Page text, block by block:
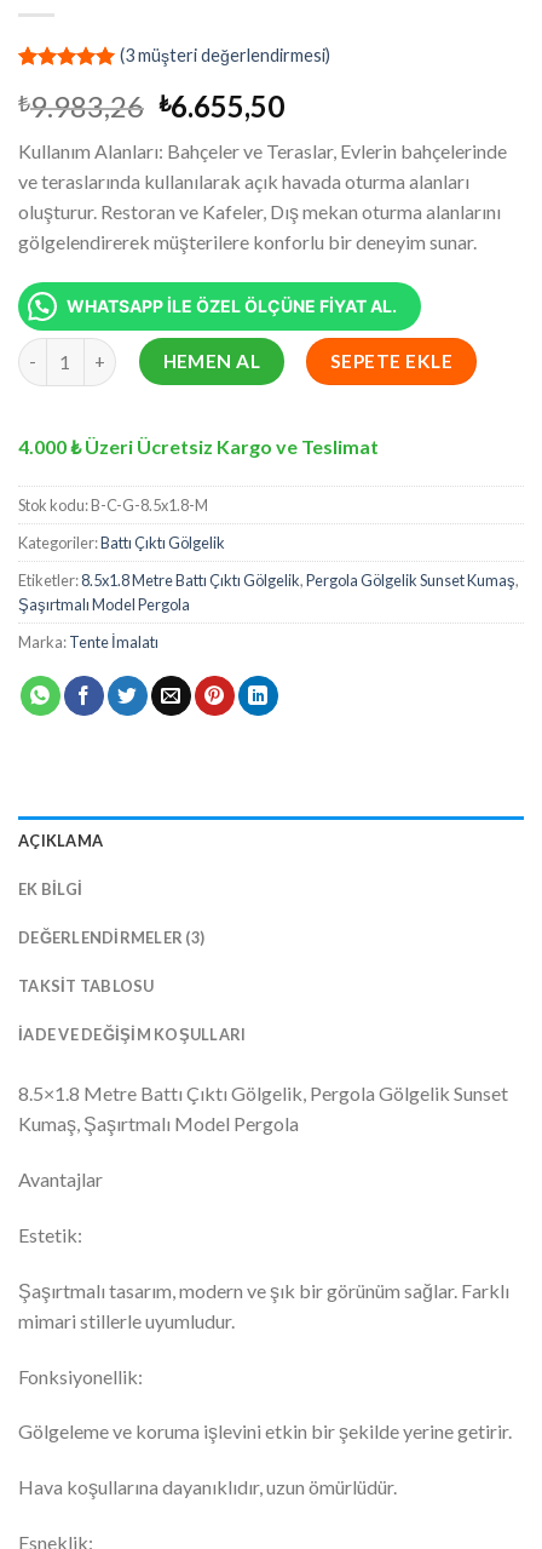
puanına
dayanarak
5 üzerinden
5.00puan
aldı
(3müşteri değerlendirmesi)
₺9.983,26 Orijinal
₺9.983,26.
₺6.655,50Şu
fiyat:
₺6.655,50.
Kullanım Alanları: Bahçeler ve Teraslar, Evlerin bahçelerinde
ve teraslarında kullanılarak açık havada oturma alanları
oluşturur. Restoran ve Kafeler, Dış mekan oturma alanlarını
gölgelendirerek müşterilere konforlu bir deneyim sunar.
WHATSAPP İLE ÖZEL ÖLÇÜNE FİYAT AL.
8.5x1.8 Metre Battı Çıktı Gölgelik, Pergola Gölgelik Sunset
HEMEN AL SEPETE EKLE
4.000 ₺ Üzeri Ücretsiz Kargo ve Teslimat
Stok kodu:B-C-G-8.5x1.8-M
Kategoriler:Battı Çıktı Gölgelik
Etiketler:8.5x1.8 Metre Battı Çıktı Gölgelik,Pergola Gölgelik Sunset Kumaş,
Şaşırtmalı Model Pergola
Marka:Tente İmalatı
AÇIKLAMA
EK BILGI
DEĞERLENDIRMELER (3)
TAKSIT TABLOSU
İADE VE DEĞIŞIM KOŞULLARI
8.5×1.8 Metre Battı Çıktı Gölgelik, Pergola Gölgelik Sunset
Kumaş, Şaşırtmalı Model Pergola
Avantajlar
Estetik:
Şaşırtmalı tasarım, modern ve şık bir görünüm sağlar. Farklı
mimari stillerle uyumludur.
Fonksiyonellik:
Gölgeleme ve koruma işlevini etkin bir şekilde yerine getirir.
Hava koşullarına dayanıklıdır, uzun ömürlüdür.
Esneklik: